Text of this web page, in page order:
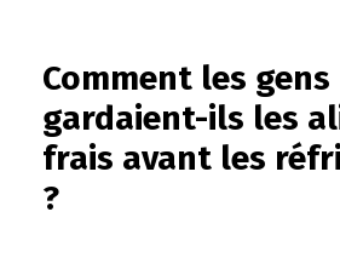
Comment les gens
gardaient-ils les
frais avant les
?